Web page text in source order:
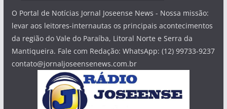
O Portal de Notícias Jornal Joseense News - Nossa missão:
levar aos leitores-internautas os principais acontecimentos
da região do Vale do Paraíba, Litoral Norte e Serra da
Mantiqueira. Fale com Redação: WhatsApp: (12) 99733-9237
contato@jornaljoseensenews.com.br